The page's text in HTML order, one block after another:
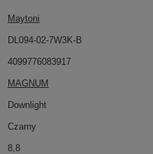
Maytoni
DL094-02-7W3K-B
4099776083917
MAGNUM
Downlight
Czarny
8,8